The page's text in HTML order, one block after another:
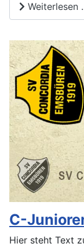
Weiterlesen
C-
Hier steht Text